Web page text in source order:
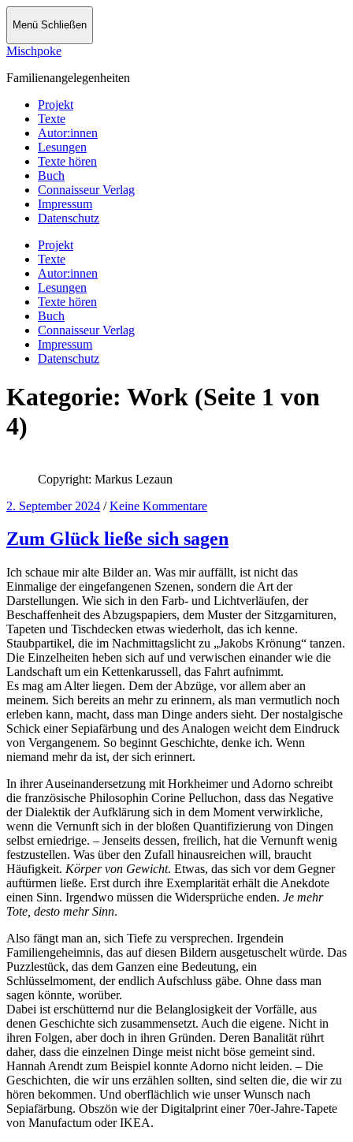
Menü Schließen
Mischpoke
Familienangelegenheiten
Projekt
Texte
Autor:innen
Lesungen
Texte hören
Buch
Connaisseur Verlag
Impressum
Datenschutz
Projekt
Texte
Autor:innen
Lesungen
Texte hören
Buch
Connaisseur Verlag
Impressum
Datenschutz
Kategorie: Work (Seite 1 von
4)
Copyright: Markus Lezaun
2. September 2024 / Keine Kommentare
Zum Glück ließe sich sagen
Ich schaue mir alte Bilder an. Was mir auffällt, ist nicht das
Einmalige der eingefangenen Szenen, sondern die Art der
Darstellungen. Wie sich in den Farb- und Lichtverläufen, der
Beschaffenheit des Abzugspapiers, dem Muster der Sitzgarnituren,
Tapeten und Tischdecken etwas wiederholt, das ich kenne.
Staubpartikel, die im Nachmittagslicht zu „Jakobs Krönung“ tanzen.
Die Einzelheiten heben sich auf und verwischen einander wie die
Landschaft um ein Kettenkarussell, das Fahrt aufnimmt.
Es mag am Alter liegen. Dem der Abzüge, vor allem aber an
meinem. Sich bereits an mehr zu erinnern, als man vermutlich noch
erleben kann, macht, dass man Dinge anders sieht. Der nostalgische
Schick einer Sepiafärbung und des Analogen weicht dem Eindruck
von Vergangenem. So beginnt Geschichte, denke ich. Wenn
niemand mehr da ist, der sich erinnert.
In ihrer Auseinandersetzung mit Horkheimer und Adorno schreibt
die französische Philosophin Corine Pelluchon, dass das Negative
der Dialektik der Aufklärung sich in dem Moment verwirkliche,
wenn die Vernunft sich in der bloßen Quantifizierung von Dingen
selbst erniedrige. – Jenseits dessen, freilich, hat die Vernunft wenig
festzustellen. Was über den Zufall hinausreichen will, braucht
Häufigkeit. Körper von Gewicht. Etwas, das sich vor dem Gegner
auftürmen ließe. Erst durch ihre Exemplarität erhält die Anekdote
einen Sinn. Irgendwo müssen die Widersprüche enden. Je mehr
Tote, desto mehr Sinn.
Also fängt man an, sich Tiefe zu versprechen. Irgendein
Familiengeheimnis, das auf diesen Bildern ausgetuschelt würde. Das
Puzzlestück, das dem Ganzen eine Bedeutung, ein
Schlüsselmoment, der endlich Aufschluss gäbe. Ohne dass man
sagen könnte, worüber.
Dabei ist erschütternd nur die Belanglosigkeit der Vorfälle, aus
denen Geschichte sich zusammensetzt. Auch die eigene. Nicht in
ihren Folgen, aber doch in ihren Gründen. Deren Banalität rührt
daher, dass die einzelnen Dinge meist nicht böse gemeint sind.
Hannah Arendt zum Beispiel konnte Adorno nicht leiden. – Die
Geschichten, die wir uns erzählen sollten, sind selten die, die wir zu
hören bekommen. Und oberflächlich wie unser Wunsch nach
Sepiafärbung. Obszön wie der Digitalprint einer 70er-Jahre-Tapete
von Manufactum oder IKEA.